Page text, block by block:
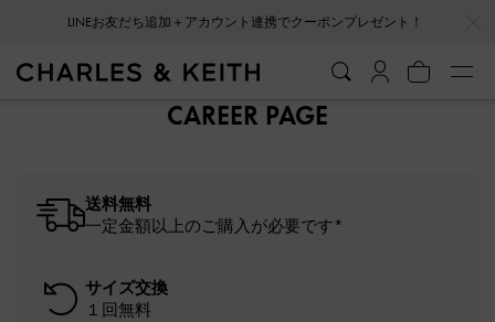
LINEお友だち追加＋アカウント連携でクーポンプレゼント！
CAREER PAGE
送料無料
一定金額以上のご購入が必要です*
サイズ交換
１回無料